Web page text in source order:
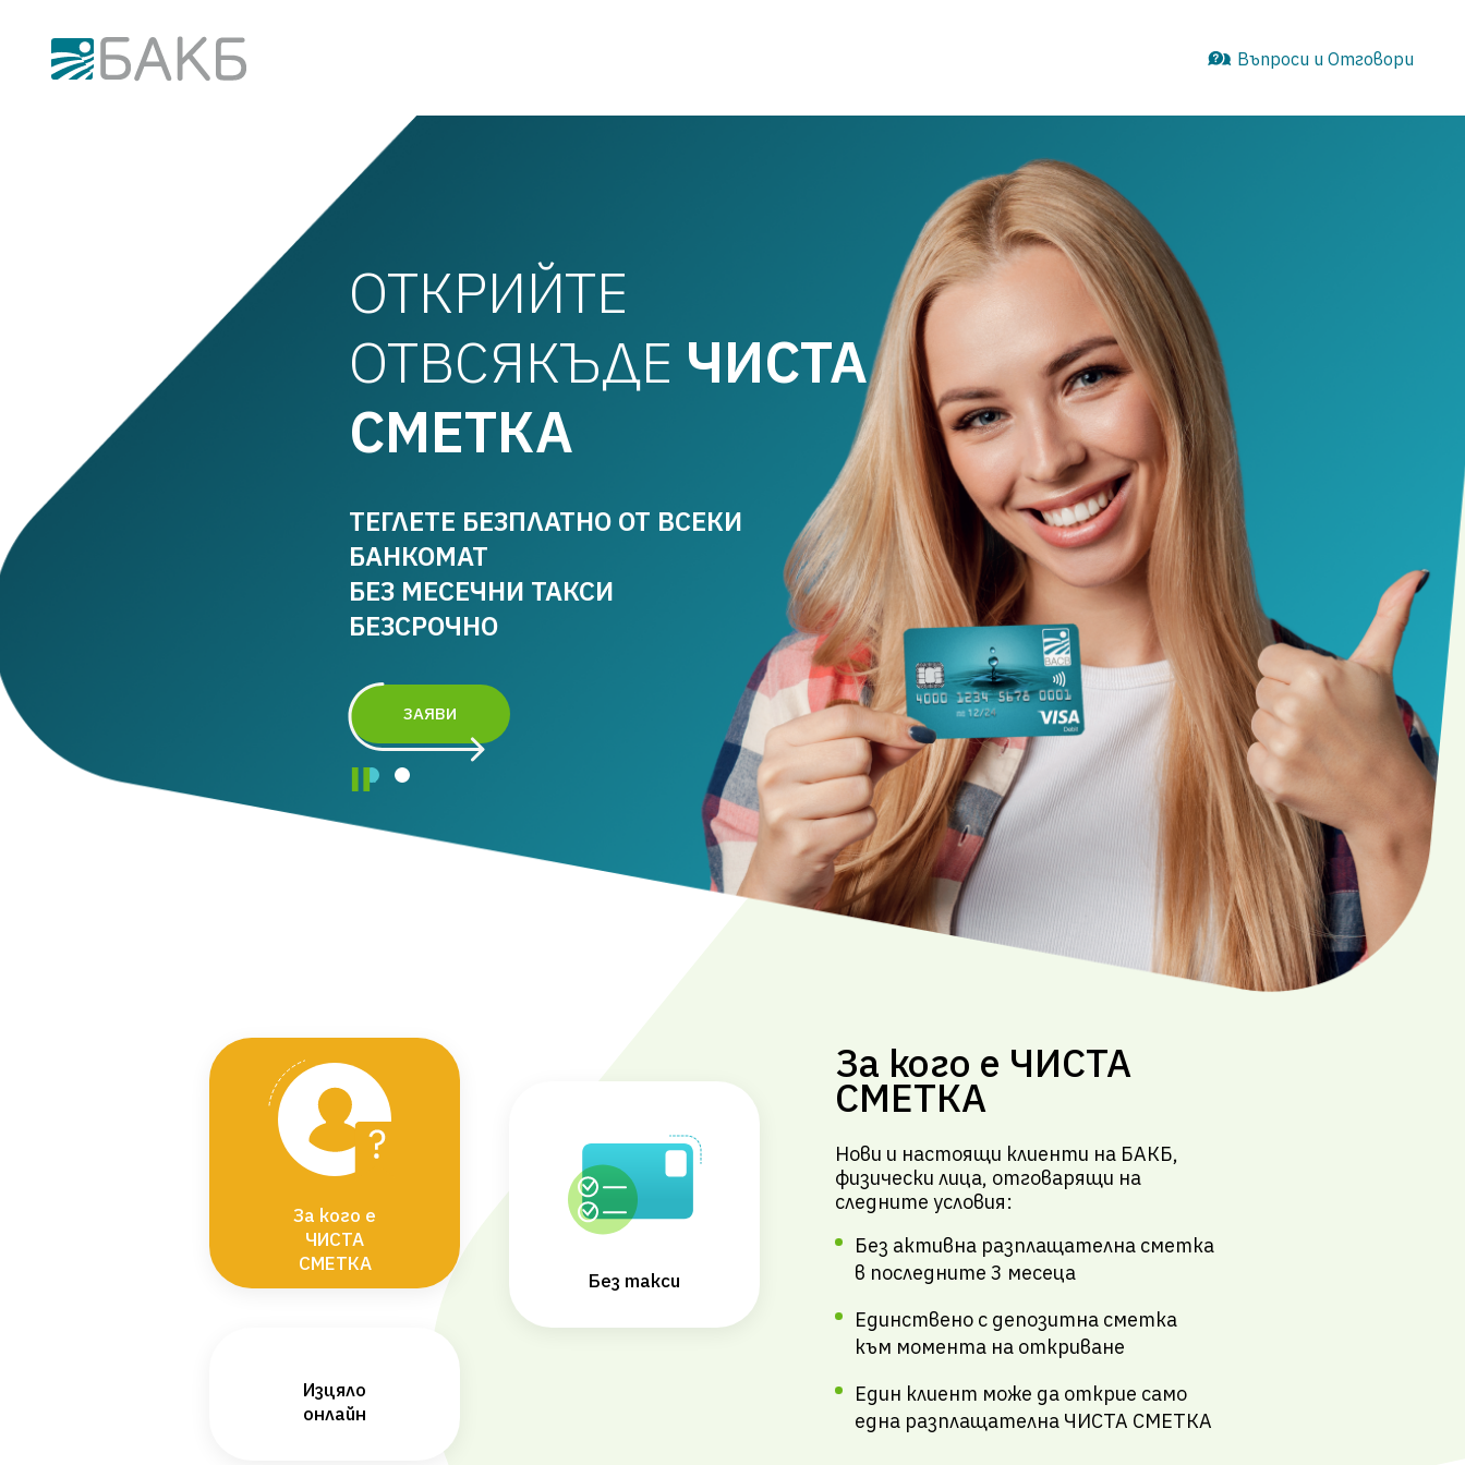
Въпроси и Отговори
Въпроси и Отговори
ОТКРИЙТЕ
ОТВСЯКЪДЕ ЧИСТА
СМЕТКА
ТЕГЛЕТЕ БЕЗПЛАТНО ОТ ВСЕКИ
БАНКОМАТ
БЕЗ МЕСЕЧНИ ТАКСИ
БЕЗСРОЧНО
ЗАЯВИ
За кого е
ЧИСТА
СМЕТКА
Без такси
Изцяло
онлайн
За кого е ЧИСТА
СМЕТКА
Нови и настоящи клиенти на БАКБ,
физически лица, отговарящи на
следните условия:
Без активна разплащателна сметка
в последните 3 месеца
Единствено с депозитна сметка
към момента на откриване
Един клиент може да открие само
една разплащателна ЧИСТА СМЕТКА